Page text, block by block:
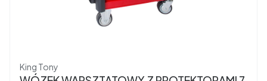
Producent
King Tony